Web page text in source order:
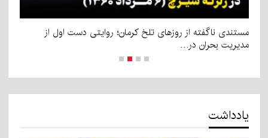
مستندی ناگفته از روزهای تلخ کرمان؛ روایتی دست اول از
مدیریت بحران در…
یادداشت